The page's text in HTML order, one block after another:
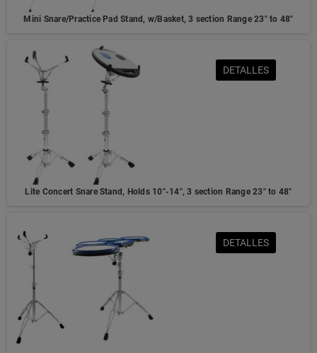
Mini Snare/Practice Pad Stand, w/Basket, 3 section Range 23" to 48"
Lite Concert Snare Stand, Holds 10"-14", 3 section Range 23" to 48"
DETALLES
DETALLES